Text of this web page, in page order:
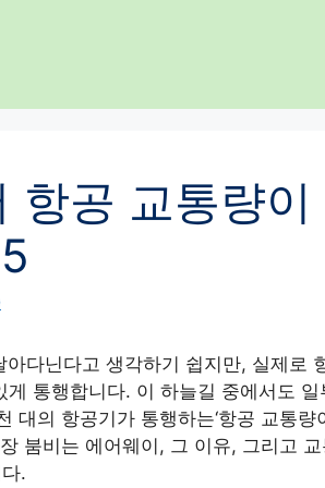
항공 교통량
다닌다고 생각하기 쉽지만, 실제로
통행합니다. 이 하늘길 중에서도
대의 항공기가 통행하는‘항공 교통량
붐비는 에어웨이, 그 이유, 그리고
.